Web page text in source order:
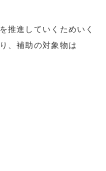
推進していくためいく
、補助の対象物は